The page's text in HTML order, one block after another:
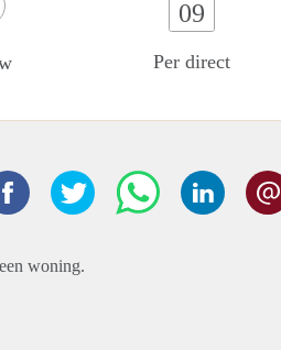
09
Per direct
woning.